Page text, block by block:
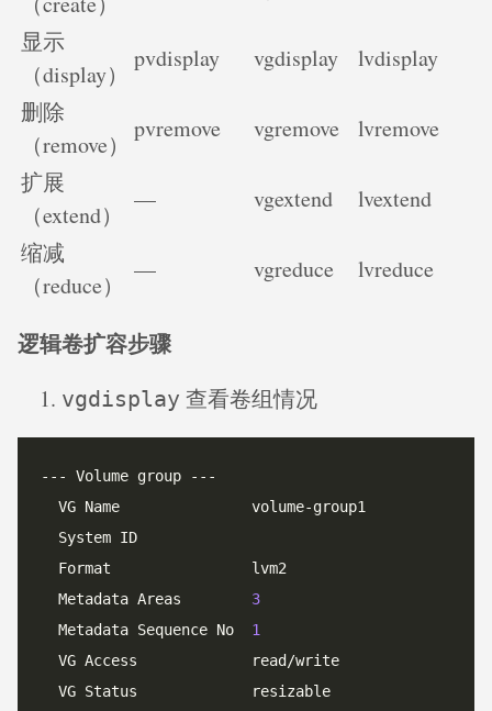
显示
（display）
pvdisplay vgdisplay
lvdisplay
删除
（remove）
pvremove vgremove
lvremove
扩展
（extend）
— vgextend
lvextend
缩减
（reduce）
— vgreduce lvreduce
逻辑卷扩容步骤
vgdisplay 查看卷组情况
  Metadata Areas
3
  Metadata Sequence No
1